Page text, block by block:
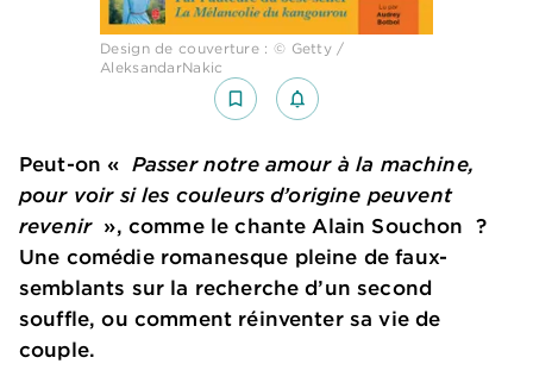
Design de couverture : © Getty /
AleksandarNakic
bookmark_border notifications_none_outlined
Peut-on « Passer notre amour à la machine,
pour voir si les couleurs d’origine peuvent
revenir», comme le chante Alain Souchon ?
Une comédie romanesque pleine de faux-
semblants sur la recherche d’un second
souffle, ou comment réinventer sa vie de
couple.